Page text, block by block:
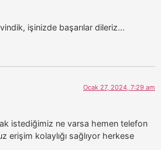
işinizde başarılar dileriz…
Ocak 27, 2024, 7:29 am
istediğimiz ne varsa hemen telefon
erişim kolaylığı sağlıyor herkese